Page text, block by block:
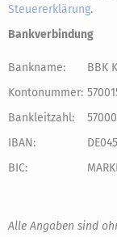
Steuererklärung.
Bankverbindung
Bankname:
BBK
Kontonummer:
Bankleitzahl:
IBAN:
BIC:
Alle Angaben sind